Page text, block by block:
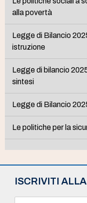
alla povertà
Legge di Bilancio
istruzione
Legge di bilancio
sintesi
Legge di Bilancio
Le politiche per la
ISCRIVITI